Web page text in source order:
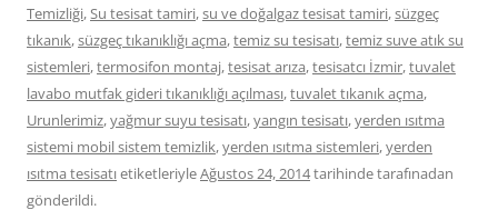
Temizliği,Su tesisat tamiri,su ve doğalgaz tesisat tamiri,süzgeç
tıkanık,süzgeç tıkanıklığı açma,temiz su tesisatı,temiz suve atık su
sistemleri,termosifon montaj,tesisat arıza,tesisatcı İzmir,tuvalet
lavabo mutfak gideri tıkanıklığı açılması,tuvalet tıkanık açma,
Urunlerimiz,yağmur suyu tesisatı,yangın tesisatı,yerden ısıtma
sistemi mobil sistem temizlik,yerden ısıtma sistemleri,yerden
ısıtma tesisatıetiketleriyleAğustos 24, 2014tarihindetarafınadan
gönderildi.